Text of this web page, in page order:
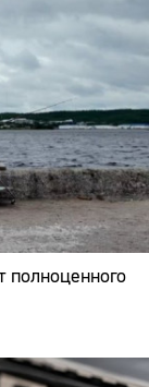
полноценного